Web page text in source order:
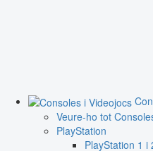
Veure-ho tot
PlayStation
PlayStation 1 i